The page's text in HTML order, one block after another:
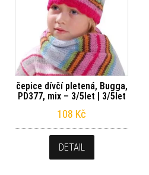
čepice dívčí pletená, Bugga,
PD377, mix – 3/5let | 3/5let
108 Kč
DETAIL